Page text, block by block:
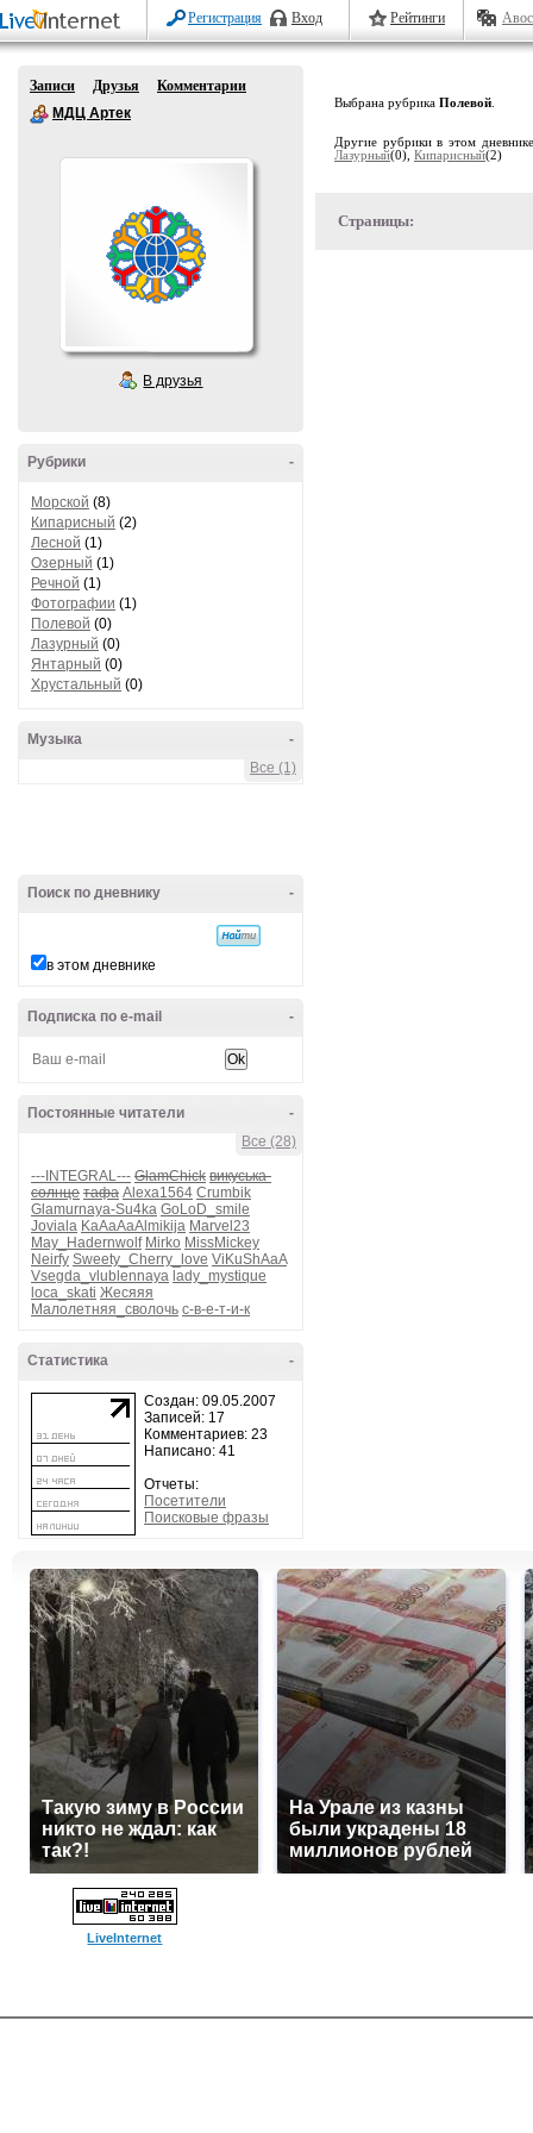
Регистрация Вход Рейтинги
Записи Друзья
Комментарии
МДЦ Артек
В друзья
-
Рубрики
Морской (8)
Кипарисный (2)
Лесной (1)
Озерный (1)
Речной (1)
Фотографии (1)
Полевой (0)
Лазурный (0)
Янтарный (0)
Хрустальный (0)
-
Музыка
Все (1)
-
Поиск по дневнику
в этом дневнике
-
Подписка по e-mail
-
Постоянные читатели
Все (28)
---INTEGRAL--- GlamChick викуська-
солнце тафа Alexa1564 Crumbik
Glamurnaya-Su4ka GoLoD_smile
Joviala KaAaAaAlmikija Marvel23
May_Hadernwolf Mirko MissMickey
Neirfy Sweety_Cherry_love ViKuShAaA
Vsegda_vlublennaya lady_mystique
loca_skati Жесяяя
Малолетняя_сволочь с-в-е-т-и-к
-
Статистика
Создан: 09.05.2007
Записей: 17
Комментариев: 23
Написано: 41
Отчеты:
Посетители
Поисковые фразы
Выбрана рубрика Полевой
Другие рубрики в этом
Лазурный(0), Кипарисный(2)
Страницы:
Такую зиму в России
никто не ждал: как
так?!
На Урале из казны
были украдены 18
миллионов рублей
LiveInternet